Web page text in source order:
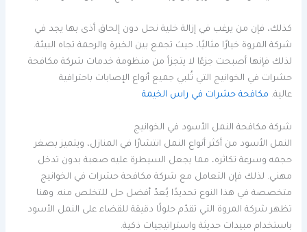
كذلك، فإن من يرغب في إزالة خلية نحل دون إلحاق أذى بها يجد في
شركة المروة خيارًا مثاليًا، حيث تجمع بين الخبرة والرحمة تجاه البيئة.
لذلك فإنها أصبحت جزءًا لا يتجزأ من منظومة خدمات شركة مكافحة
حشرات في الخوانيج التي تُلبي جميع أنواع الإصابات باحترافية
عالية. مكافحة حشرات في راس الخيمة
شركة مكافحة النمل الأسود في الخوانيج
النمل الأسود من أكثر أنواع النمل انتشارًا في المنازل، ويتميز بصغر
حجمه وسرعة تكاثره، مما يجعل السيطرة عليه صعبة بدون تدخل
مهني. لذلك فإن التعامل مع شركة مكافحة حشرات في الخوانيج
متخصصة في هذا النوع تحديدًا يُعدّ أفضل حل للتخلص منه. وهنا
تظهر شركة المروة التي تقدّم حلولًا دقيقة للقضاء على النمل الأسود
باستخدام مبيدات حديثة واستراتيجيات ذكية.